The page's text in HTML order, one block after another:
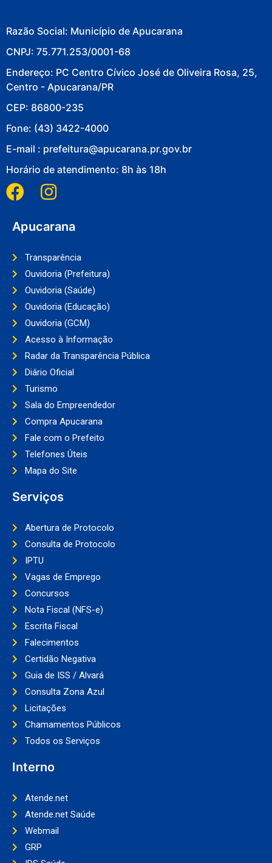
Razão Social: Município de Apucarana
CNPJ: 75.771.253/0001-68
Endereço: PC Centro Cívico José de Oliveira Rosa, 25,
Centro - Apucarana/PR
CEP: 86800-235
Fone: (43) 3422-4000
E-mail : prefeitura@apucarana.pr.gov.br
Horário de atendimento: 8h às 18h
Apucarana
Transparência
Ouvidoria (Prefeitura)
Ouvidoria (Saúde)
Ouvidoria (Educação)
Ouvidoria (GCM)
Acesso à Informação
Radar da Transparência Pública
Diário Oficial
Turismo
Sala do Empreendedor
Compra Apucarana
Fale com o Prefeito
Telefones Úteis
Mapa do Site
Serviços
Abertura de Protocolo
Consulta de Protocolo
IPTU
Vagas de Emprego
Concursos
Nota Fiscal (NFS-e)
Escrita Fiscal
Falecimentos
Certidão Negativa
Guia de ISS / Alvará
Consulta Zona Azul
Licitações
Chamamentos Públicos
Todos os Serviços
Interno
Atende.net
Atende.net Saúde
Webmail
GRP